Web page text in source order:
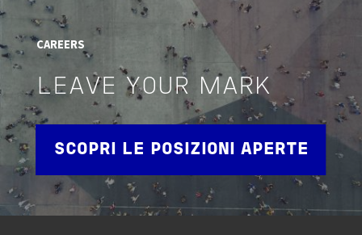
CAREERS
LEAVE YOUR MARK
SCOPRI LE POSIZIONI APERTE